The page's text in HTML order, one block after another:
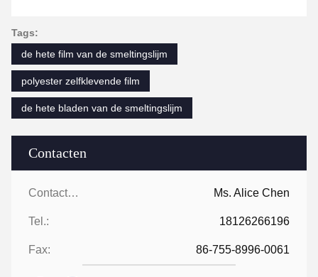
Contacten
Contacten: Ms. Alice Chen
Tel.: 18126266196
Fax: 86-755-8996-0061
Tags:
de hete film van de smeltingslijm
polyester zelfklevende film
de hete bladen van de smeltingslijm